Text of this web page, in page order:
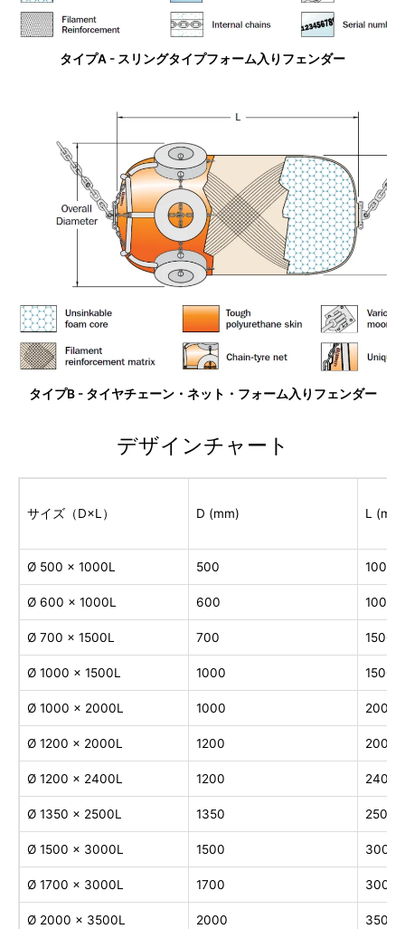
タイプA - スリングタイプフォーム入りフェンダー
タイプB - タイヤチェーン・ネット・フォーム入りフェンダー
デザインチャート
サイズ（D×L） D (mm) L
Ø 500 × 1000L 500 1000
Ø 600 × 1000L 600 1000
Ø 700 × 1500L 700 1500
Ø 1000 × 1500L 1000 1500
Ø 1000 × 2000L 1000 2000
Ø 1200 × 2000L 1200 2000
Ø 1200 × 2400L 1200 2400
Ø 1350 × 2500L 1350 2500
Ø 1500 × 3000L 1500 3000
Ø 1700 × 3000L 1700 3000
Ø 2000 × 3500L 2000 3500